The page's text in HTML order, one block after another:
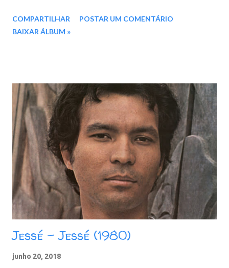
Boy) 06. Falando de Amor 07. Cachorro Vira-Lata 08. Me Rói 09.
COMPARTILHAR
POSTAR UM COMENTÁRIO
BAIXAR ÁLBUM »
Jessé - Jessé (1980)
junho 20, 2018